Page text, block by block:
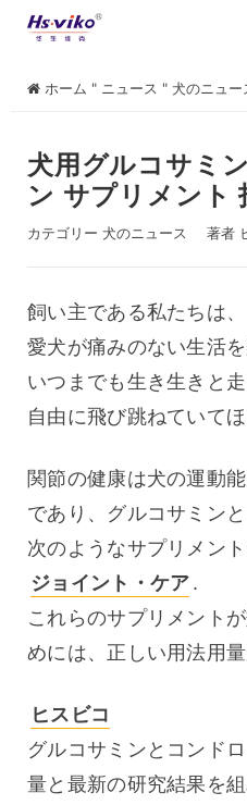
ホーム " ニュース " 犬のニュー
犬用グルコサミ
ン サプリメント
カテゴリー 犬のニュース 著者
飼い主である私たちは、
愛犬が痛みのない生活を
いつまでも生き生きと走
自由に飛び跳ねていて
関節の健康は犬の運動
であり、グルコサミン
ジョイント・ケア.
これらのサプリメント
めには、正しい用法用量
ヒスビコ
グルコサミンとコンド
量と最新の研究結果を